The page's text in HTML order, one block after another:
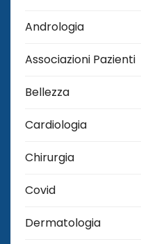
Andrologia
Associazioni Pazienti
Bellezza
Cardiologia
Chirurgia
Covid
Dermatologia